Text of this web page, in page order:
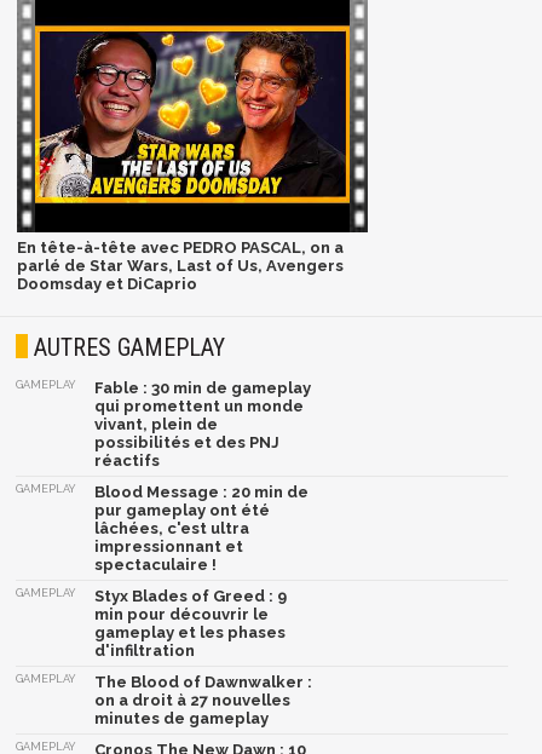
En tête-à-tête avec PEDRO PASCAL, on a
parlé de Star Wars, Last of Us, Avengers
Doomsday et DiCaprio
AUTRES GAMEPLAY
GAMEPLAY
Fable : 30 min de gameplay
qui promettent un monde
vivant, plein de
possibilités et des PNJ
réactifs
GAMEPLAY
Blood Message : 20 min de
pur gameplay ont été
lâchées, c'est ultra
impressionnant et
spectaculaire !
GAMEPLAY
Styx Blades of Greed : 9
min pour découvrir le
gameplay et les phases
d'infiltration
GAMEPLAY
The Blood of Dawnwalker :
on a droit à 27 nouvelles
minutes de gameplay
GAMEPLAY Cronos The New Dawn : 10